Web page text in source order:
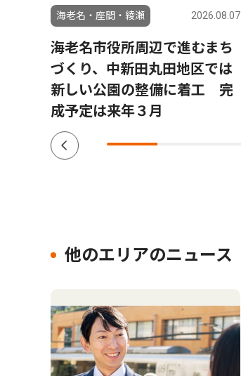
海老名・座間・綾瀬 2026.08.07
海老名市役所周辺で進むまち
づくり、中新田丸田地区では
新しい公園の整備に着工 完
成予定は来年３月
他のエリアのニュース